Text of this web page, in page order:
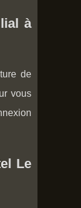
à
de
vous
Le